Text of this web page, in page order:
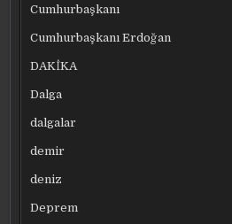
Cumhurbaşkanı
Cumhurbaşkanı Erdoğan
DAKİKA
Dalga
dalgalar
demir
deniz
Deprem